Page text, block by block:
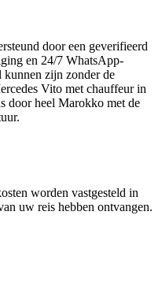
door een geverifieerd
en 24/7 WhatsApp-
kunnen zijn zonder de
Vito met chauffeur in
door heel Marokko met de
worden vastgesteld in
uw reis hebben ontvangen.